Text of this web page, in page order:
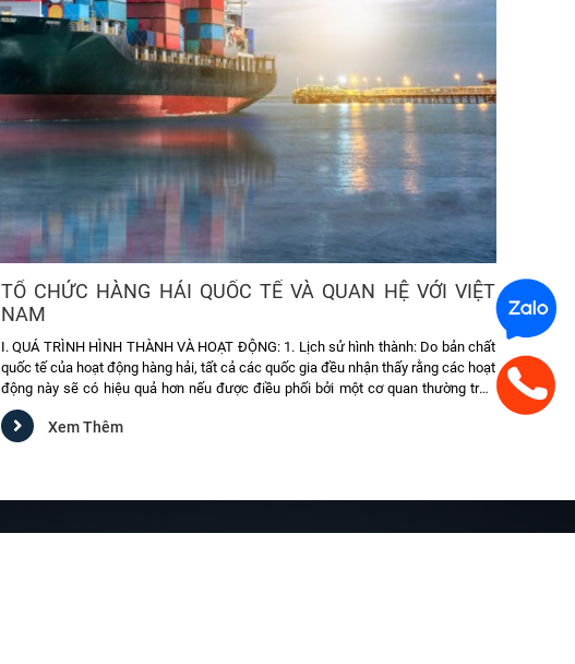
TỔ CHỨC HÀNG HẢI QUỐC TẾ VÀ QUAN HỆ VỚI VIỆT
NAM
I. QUÁ TRÌNH HÌNH THÀNH VÀ HOẠT ĐỘNG: 1. Lịch sử hình thành: Do bản chất
quốc tế của hoạt động hàng hải, tất cả các quốc gia đều nhận thấy rằng các hoạt
động này sẽ có hiệu quả hơn nếu được điều phối bởi một cơ quan thường trực
quốc tế. Với tinh thần đó, Hội nghị Hàng hải của LHQ đã được Hội đồng Kinh tế
Xã hội (ECOSOC) triệu tập tại Geneva ( Thuỵ sĩ) từ ngày 19/2 đến 6/3/1948 nhằm
Xem Thêm